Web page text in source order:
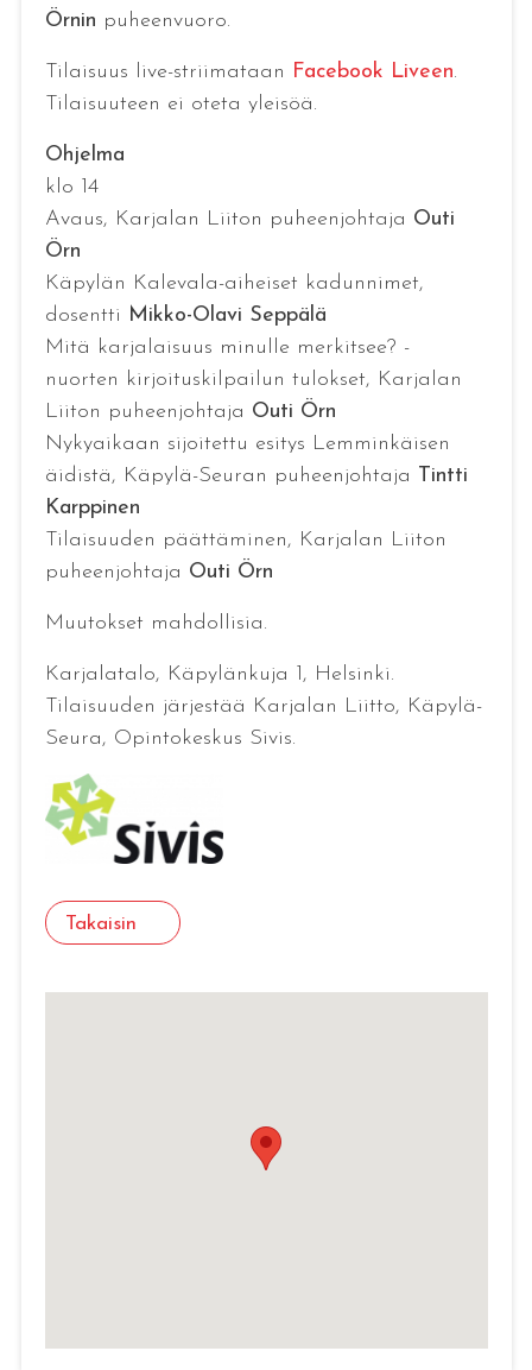
Örnin puheenvuoro.
Tilaisuus live-striimataan Facebook Liveen.
Tilaisuuteen ei oteta yleisöä.
Ohjelma
klo 14
Avaus, Karjalan Liiton puheenjohtaja Outi
Örn
Käpylän Kalevala-aiheiset kadunnimet,
dosentti Mikko-Olavi Seppälä
Mitä karjalaisuus minulle merkitsee? -
nuorten kirjoituskilpailun tulokset, Karjalan
Liiton puheenjohtaja Outi Örn
Nykyaikaan sijoitettu esitys Lemminkäisen
äidistä, Käpylä-Seuran puheenjohtaja
Tintti
Karppinen
Tilaisuuden päättäminen, Karjalan Liiton
puheenjohtaja Outi Örn
Muutokset mahdollisia.
Karjalatalo, Käpylänkuja 1, Helsinki.
Tilaisuuden järjestää Karjalan Liitto, Käpylä-
Seura, Opintokeskus Sivis.
Takaisin